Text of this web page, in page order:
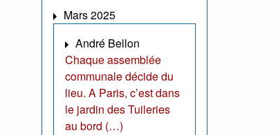
Mars 2025
André Bellon
Chaque assemblée
communale décide du
lieu. A Paris, c’est dans
le jardin des Tuileries
au bord (…)